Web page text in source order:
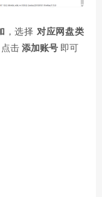
，选择 对应网盘类
点击 添加账号 即可